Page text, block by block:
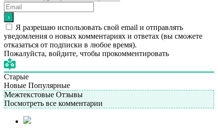
Я разрешаю использовать свой email и отправлять
уведомления о новых комментариях и ответах (вы cможете
отказаться от подписки в любое время).
Пожалуйста, войдите, чтобы прокомментировать
Старые
Новые Популярные
Межтекстовые Отзывы
Посмотреть все комментарии